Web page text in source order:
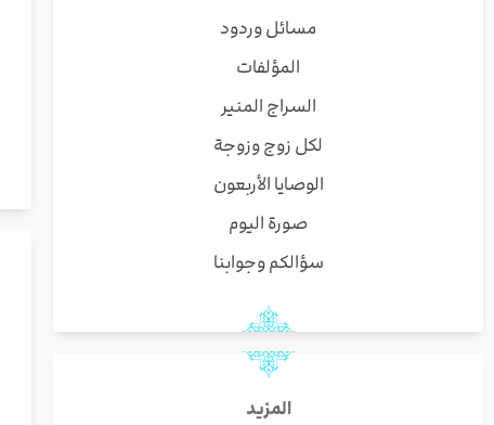
مسائل وردود
المؤلفات
السراج المنير
لكل زوج وزوجة
الوصايا الأربعون
صورة اليوم
سؤالكم وجوابنا
المزيد